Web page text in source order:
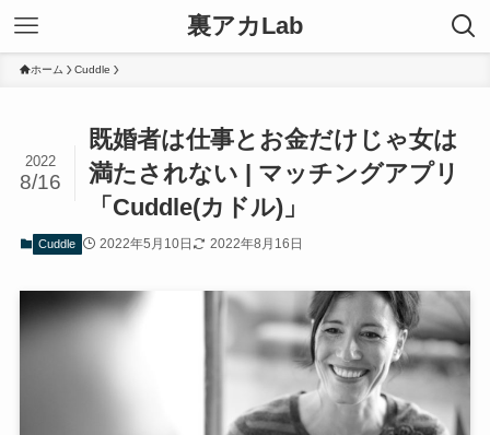
裏アカLab
ホーム Cuddle
既婚者は仕事とお金だけじゃ女は
満たされない | マッチングアプリ
「Cuddle(カドル)」
2022
8/16
Cuddle 2022年5月10日 2022年8月16日